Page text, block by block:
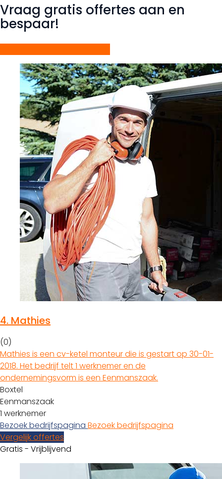
Vraag gratis offertes aan en
bespaar!
4. Mathies
(0)
Mathies is een cv-ketel monteur die is gestart op 30-01-
2018. Het bedrijf telt 1 werknemer en de
ondernemingsvorm is een Eenmanszaak.
Boxtel
Eenmanszaak
1 werknemer
Bezoek bedrijfspagina Bezoek bedrijfspagina
Vergelijk offertes
Gratis - Vrijblijvend